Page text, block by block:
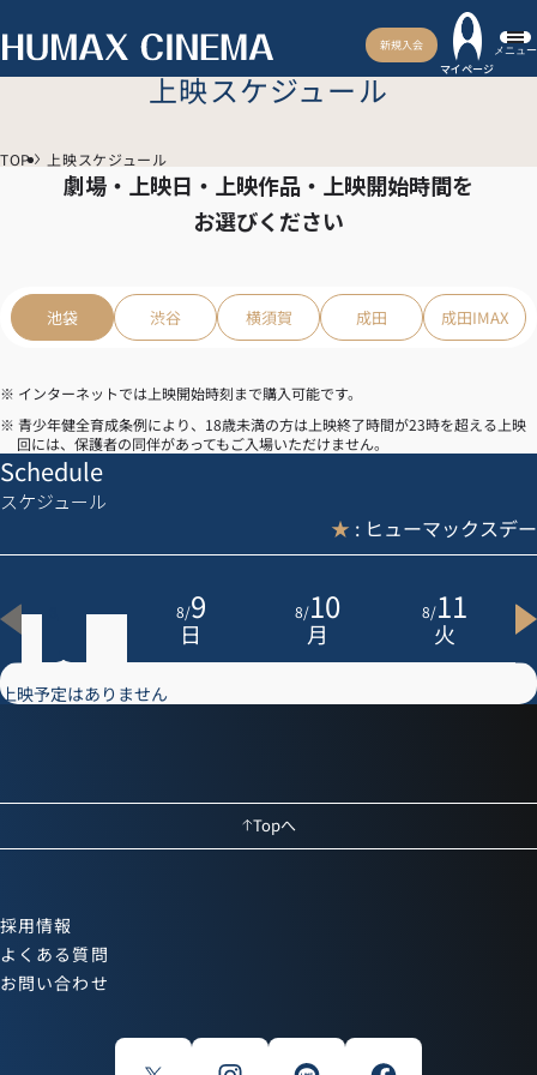
新規入会
マイページ
メニュー
上映スケジュール
TOP 上映スケジュール
劇場・上映日・上映作品・上映開始時間を
お選びください
池袋 渋谷 横須賀 成田 成田IMAX
※ インターネットでは上映開始時刻まで購入可能です。
※ 青少年健全育成条例により、18歳未満の方は上映終了時間が23時を超える上映
回には、保護者の同伴があってもご入場いただけません。
Schedule
スケジュール
★ : ヒューマックスデー
8/9
日
8/10
月
8/11
火
上映予定はありません
Topへ
採用情報
よくある質問
お問い合わせ